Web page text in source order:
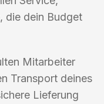
die dein Budget
Mitarbeiter
Transport deines
Lieferung